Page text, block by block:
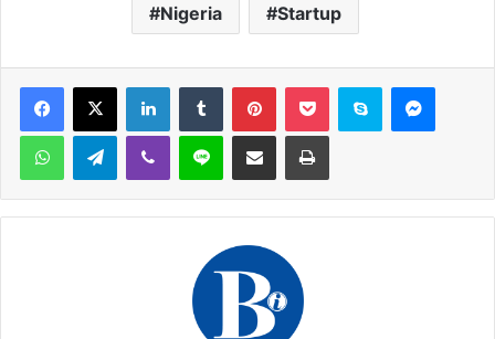
Nigeria Startup
Facebook
X LinkedinTumblr PinterestPocket Skype
WhatsAppTelegramViber Ligne Partager par email Imprimer